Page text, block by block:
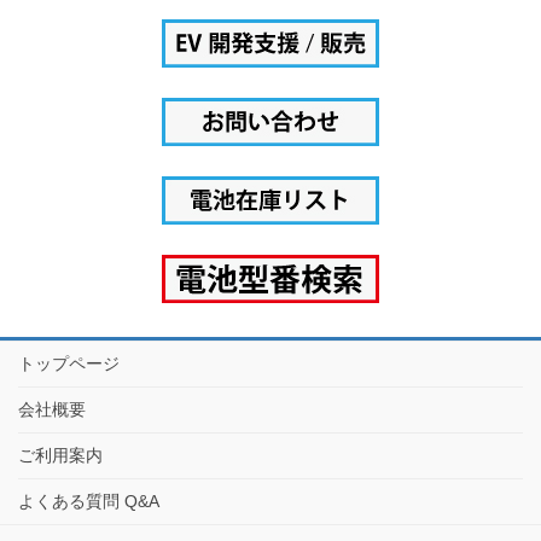
トップページ
会社概要
ご利用案内
よくある質問 Q&A